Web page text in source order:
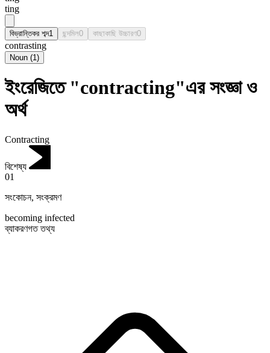
ting
বিভ্রান্তিকর শব্দ1 ছন্দমিল0 কাছাকাছি উচ্চারণ0
contrasting
Noun (1)
ইংরেজিতে "contracting"এর সংজ্ঞা ও
অর্থ
Contracting
বিশেষ্য
01
সংকোচন, সংক্রমণ
becoming infected
ব্যাকরণগত তথ্য